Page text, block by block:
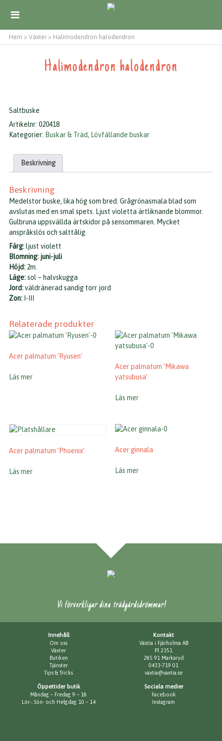
Hem > Växter > Halimodendron halodendron
Halimodendron halodendron
Saltbuske
Artikelnr: 020418
Kategorier: Buskar & Träd, Lövfällande buskar
Beskrivning
Beskrivning
Medelstor buske, lika hög som bred. Grågrönasmala blad som
avslutas med en smal spets. Ljust violetta ärtliknande blommor.
Gulbruna uppsvällda ärtskidor på sensommaren. Mycket
anspråkslös och salttålig.
Färg: ljust violett
Blomning: juni-juli
Höjd: 2m.
Läge:sol – halvskugga
Jord:väldränerad sandig torr jord
Zon: I-III
Relaterade produkter
Acer palmatum ’Ryusen’
Läs mer
Acer palmatum ’Mikawa
yatsubusa’
Läs mer
Acer palmatum ’Phoenix’
Läs mer
Acer ginnala
Läs mer
Vi förverkligar dina trädgårdsdrömmar!
Innehåll
Om oss
Växter
Butiken
Tjänster
Tips & Tricks
Kontakt
Växtia i Fjärholma AB
Pl 2351
285 91 Markaryd
0433-719 01
vaxtia@vaxtia.se
Öppettider butik
Måndag – Fredag 9 – 18
Lör-, Sön- och Helgdag 10 – 14
Sociala medier
Facebook
Instagram